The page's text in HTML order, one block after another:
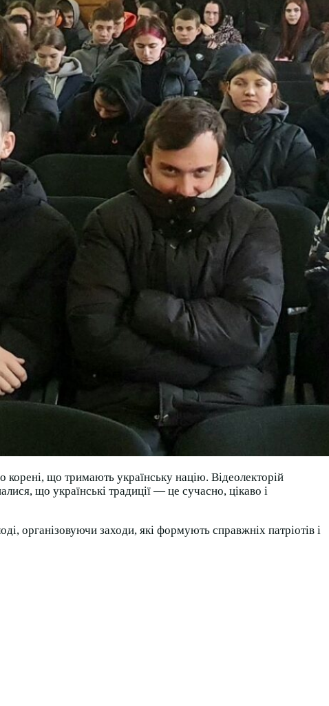
що тримають українську націю. Відеолекторій
що українські традиції — це сучасно, цікаво і
організовуючи заходи, які формують справжніх патріотів і